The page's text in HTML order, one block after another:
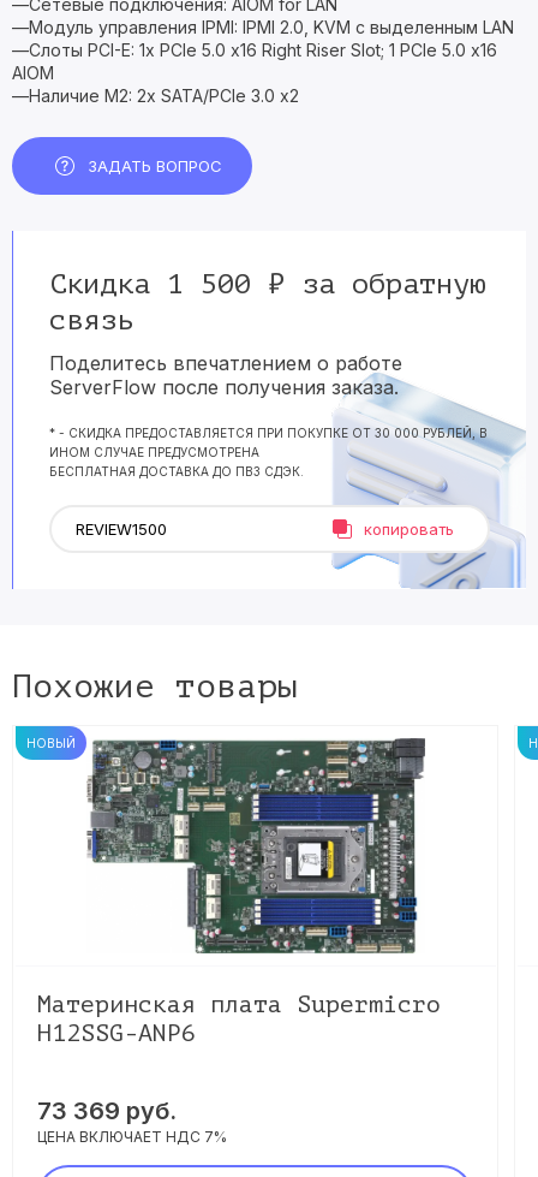
—Сетевые подключения: AIOM for LAN
—Модуль управления IPMI: IPMI 2.0, KVM с выделенным LAN
—Слоты PCI-E: 1x PCIe 5.0 x16 Right Riser Slot; 1 PCIe 5.0 x16
AIOM
—Наличие M2: 2x SATA/PCIe 3.0 x2
ЗАДАТЬ ВОПРОС
Скидка 1 500 ₽ за обратную
связь
Поделитесь впечатлением о работе
ServerFlow после получения заказа.
* - СКИДКА ПРЕДОСТАВЛЯЕТСЯ ПРИ ПОКУПКЕ ОТ 30 000 РУБЛЕЙ, В
ИНОМ СЛУЧАЕ ПРЕДУСМОТРЕНА
БЕСПЛАТНАЯ ДОСТАВКА ДО ПВЗ СДЭК.
копировать
Похожие товары
НОВЫЙ
Материнская плата Supermicro
H12SSG-ANP6
73 369 руб.
ЦЕНА ВКЛЮЧАЕТ НДС 7%